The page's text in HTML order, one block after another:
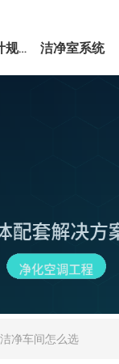
洁净室设计规范 洁净室系统
净车间怎么选